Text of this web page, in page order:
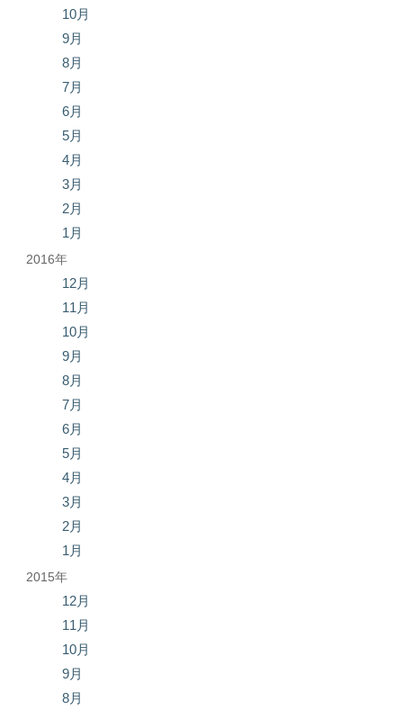
10月
9月
8月
7月
6月
5月
4月
3月
2月
1月
2016年
12月
11月
10月
9月
8月
7月
6月
5月
4月
3月
2月
1月
2015年
12月
11月
10月
9月
8月